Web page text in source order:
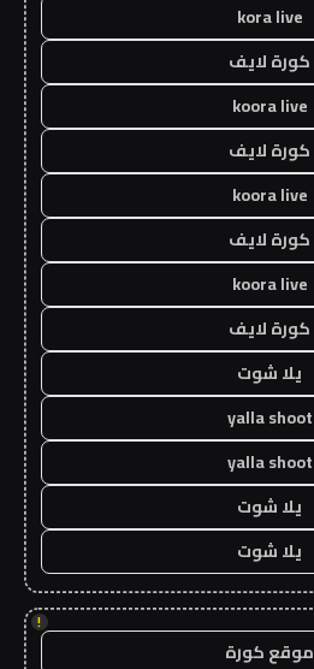
kora live
كورة لايف
koora live
كورة لايف
koora live
كورة لايف
koora live
كورة لايف
يلا شوت
yalla shoot
yalla shoot
يلا شوت
يلا شوت
!
موقع كورة